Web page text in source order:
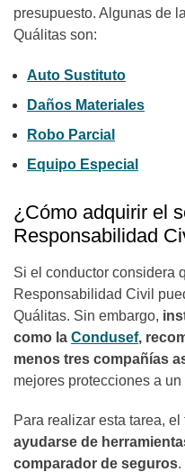
presupuesto. Algunas de
Quálitas son:
Auto Sustituto
Daños Materiales
Robo Parcial
Equipo Especial
¿Cómo adquirir el
Responsabilidad
Si el conductor considera
Responsabilidad Civil
Quálitas. Sin embargo,
como la Condusef,
menos tres compañías
mejores protecciones a
Para realizar esta tarea,
ayudarse de
comparador de seguros.